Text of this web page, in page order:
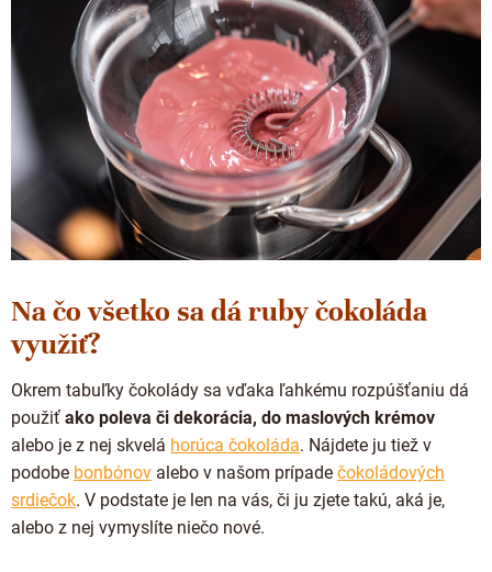
Na čo všetko sa dá ruby ​​čokoláda
využiť?
Okrem tabuľky čokolády sa vďaka ľahkému rozpúšťaniu dá
použiť ako poleva či dekorácia, do maslových krémov
alebo je z nej skvelá horúca čokoláda. Nájdete ju tiež v
podobe bonbónov alebo v našom prípade čokoládových
srdiečok. V podstate je len na vás, či ju zjete takú, aká je,
alebo z nej vymyslíte niečo nové.